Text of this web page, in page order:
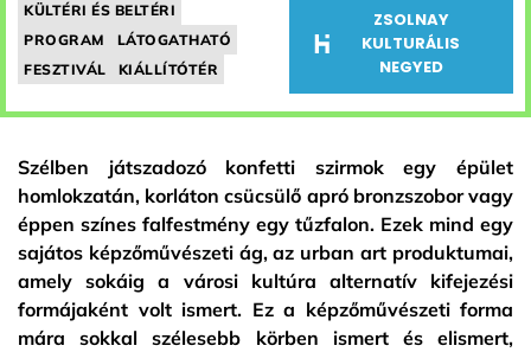
KÜLTÉRI ÉS BELTÉRI
PROGRAM
LÁTOGATHATÓ
FESZTIVÁL
KIÁLLÍTÓTÉR
ZSOLNAY
KULTURÁLIS
NEGYED
Szélben játszadozó konfetti szirmok egy épület
homlokzatán, korláton csücsülő apró bronzszobor vagy
éppen színes falfestmény egy tűzfalon. Ezek mind egy
sajátos képzőművészeti ág, az urban art produktumai,
amely sokáig a városi kultúra alternatív kifejezési
formájaként volt ismert. Ez a képzőművészeti forma
mára sokkal szélesebb körben ismert és elismert,